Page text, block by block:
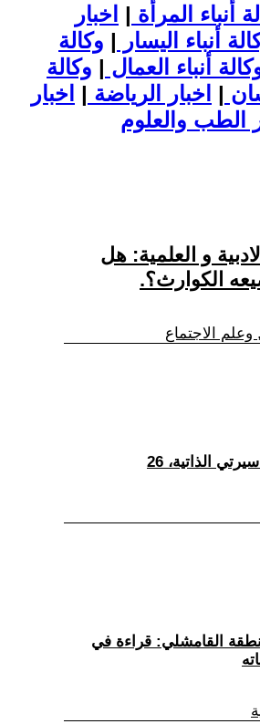
أنباء المرأة | اخبار
أنباء اليسار | وكالة
أنباء العمال | وكالة
| اخبار الرياضة | اخبار
و العلمية: هل
الكوارث؟.
الاجتماع
القامشلي: قراءة في